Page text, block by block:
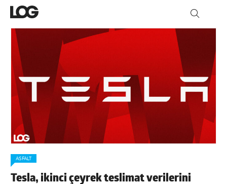
ASFALT
Tesla, ikinci çeyrek teslimat verilerini